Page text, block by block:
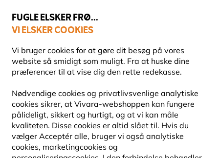
FUGLE ELSKER FRØ...
VI ELSKER COOKIES
Vi bruger cookies for at gøre dit besøg på vores
website så smidigt som muligt. Fra at huske dine
præferencer til at vise dig den rette redekasse.
Nødvendige cookies og privatlivsvenlige analytiske
cookies sikrer, at Vivara-webshoppen kan fungere
pålideligt, sikkert og hurtigt, og at vi kan måle
kvaliteten. Disse cookies er altid slået til. Hvis du
vælger Acceptér alle, bruger vi også analytiske
cookies, marketingcookies og
Fri fragt over 499 kr.